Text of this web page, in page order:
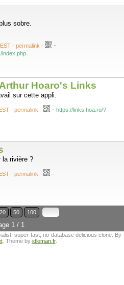
sobre.
- permalink - -
index.php
Hoaro's Links
sur cette appli.
- permalink - - https://links.hoa.ro/?
la rivière ?
- permalink - -
20 50 100
1 / 1
super-fast, no-database delicious clone. By
. Theme by idleman.fr.